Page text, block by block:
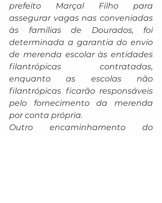
prefeito Marçal Filho para
assegurar vagas nas conveniadas
às famílias de Dourados, foi
determinada a garantia do envio
de merenda escolar às entidades
filantrópicas contratadas,
enquanto as escolas não
filantrópicas ficarão responsáveis
pelo fornecimento da merenda
por conta própria.
Outro encaminhamento do